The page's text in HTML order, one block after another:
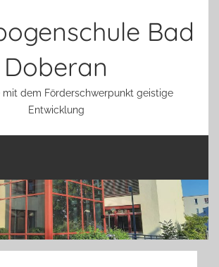
Bad
Doberan
mit dem Förderschwerpunkt geistige
Entwicklung
Sie Mitglied im
und Freunde der
werden Sie für 1 € im Monat
Schulverein!